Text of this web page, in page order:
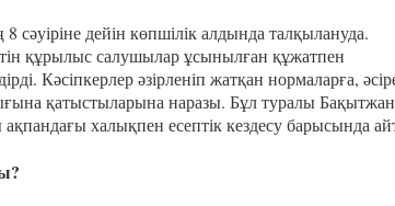
дейін көпшілік алдында талқылануда.
құрылыс салушылар ұсынылған құжатпен
Кәсіпкерлер әзірленіп жатқан нормаларға,
қатыстыларына наразы. Бұл туралы Бақытжан
халықпен есептік кездесу барысында